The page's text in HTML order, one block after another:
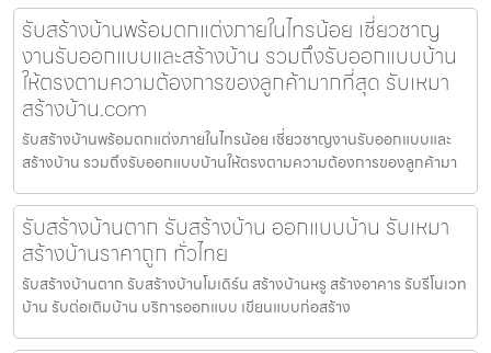
รับสร้างบ้านพร้อมตกแต่งภายในไทรน้อย เชี่ยวชาญ
งานรับออกแบบและสร้างบ้าน รวมถึงรับออกแบบบ้าน
ให้ตรงตามความต้องการของลูกค้ามากที่สุด รับเหมา
สร้างบ้าน.com
รับสร้างบ้านพร้อมตกแต่งภายในไทรน้อย เชี่ยวชาญงานรับออกแบบและ
สร้างบ้าน รวมถึงรับออกแบบบ้านให้ตรงตามความต้องการของลูกค้ามา
รับสร้างบ้านตาก รับสร้างบ้าน ออกแบบบ้าน รับเหมา
สร้างบ้านราคาถูก ทั่วไทย
รับสร้างบ้านตาก รับสร้างบ้านโมเดิร์น สร้างบ้านหรู สร้างอาคาร รับรีโนเวท
บ้าน รับต่อเติมบ้าน บริการออกแบบ เขียนแบบก่อสร้าง